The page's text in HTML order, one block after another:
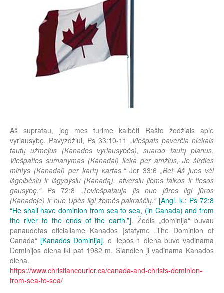
Aš supratau, jog mes turime kalbėti Rašto žodžiais apie
vyriausybę. Pavyzdžiui, Ps 33:10-11 „Viešpats paverčia niekais
tautų užmojus (Kanados vyriausybės), suardo tautų planus.
Viešpaties sumanymas (Kanadai) lieka per amžius, Jo širdies
mintys (Kanadai) per kartų kartas.“Jer 33:6 „Bet Aš juos vėl
išgelbėsiu ir išgydysiu (Kanadą), atversiu jiems taikos ir tiesos
gausybę.“Ps 72:8 „Teviešpatauja jis nuo jūros ligi jūros
(Kanadoje) ir nuo Upės ligi žemės pakraščių.“[Angl. k.: Ps 72:8
“He shall have dominion from sea to sea, (in Canada) and from
the river to the ends of the earth.”]. Žodis „dominija“ buvau
panaudotas oficialiame Kanados įstatyme „The Dominion of
Canada“ [Kanados Dominija], o liepos 1 diena buvo vadinama
Dominijos diena iki pat 1982 m. Šiandien ji vadinama Kanados
diena.
https://www.christiancourier.ca/canada-and-christs-dominion-
from-sea-to-sea/